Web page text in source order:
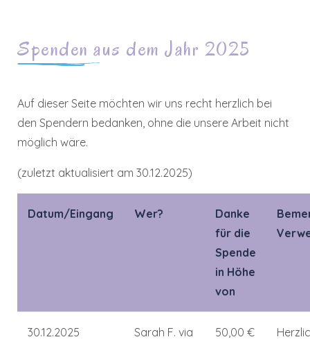
Spenden aus dem Jahr 2025
Auf dieser Seite möchten wir uns recht herzlich bei
den Spendern bedanken, ohne die unsere Arbeit nicht
möglich wäre.
(zuletzt aktualisiert am 30.12.2025)
Datum/Eingang Wer?
Danke
für die
Spende
in Höhe
von
30.12.2025 Sarah F. via 50,00 €